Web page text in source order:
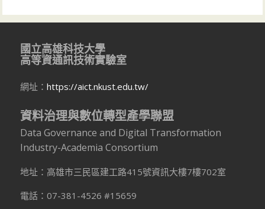
國立高雄科技大學
高等資通訊技術實驗室
網址：https://aict.nkust.edu.tw/
資料治理與數位轉型產學聯盟
Data Governance and Digital Transformation
Industry-Academia Consortium
地址：高雄市三民區建工路415號資訊大樓7樓702室
電話：07-381-4526 #15659